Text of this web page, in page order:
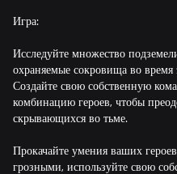
Игра:
Исследуйте множество
охраняемые сокровища во время
Создайте свою собственную
комбинацию героев, чтобы
скрывающихся во тьме.
Прокачайте умения ваших
грозными, используйте свою